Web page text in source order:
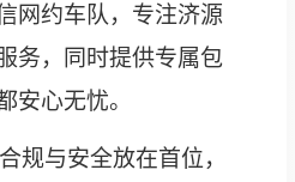
网约车队，专注济源
务，同时提供专属包
安心无忧。
规与安全放在首位，